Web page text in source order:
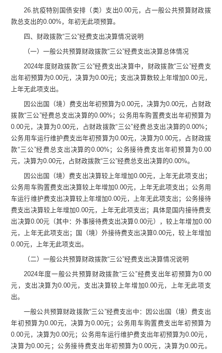
26.抗疫特别国债安排（类）支出0.00元，占一般公共预算财政拨
款总支出的0.00% ，年初无此项预算。
四、 财政拨款“三公”经费支出决算情况说明
（一）一般公共预算财政拨款“三公”经费支出决算总体情况
2024年度财政拨款“三公”经费支出决算中，财政拨款“三公”经费支
出年初预算为0.00元，决算为0.00元； 支出决算数较上年增加0.00元，
上年无此项支出。
因公出国（境）费支出年初预算为0.00元，决算为0.00元，占财政
拨款“三公”经费总支出决算的0.00% ；公务用车购置费支出年初预算为
0.00元，决算为0.00元，占财政拨款“三公”经费 总支出决算的0.00% ；
公务用车运行维护费支出年初预算为0.00元，决算为0.00元，占财政拨
款“三公”经费 总支出决算的0.00% ； 公务接待费支出年初预算为0.00
元，决算为0.00元，占财政拨款“三公”经费总支出决算的0.00%。
因公出国（境）费支出决算较上年增加0.00元，上年无此项支出；
公务用车购置费支出决算较上年增加0.00元，上年无此项支出； 公务用
车运行维护费支出决算较上年增加0.00元，上年无此项支出；
公务接待
费支出 决算较上年增加0.00元，上年无此项支出；具体是国内接待费支
出决算0.00元（其中：外事接待费支出决算0.00元），较上年增加0.00
元，
上年无此项支出；国（境）外接待费支出决算0.00元，较上年增加
0.00元，
上年无此项支出。
（二）一般公共预算财政拨款“三公”经费支出决算情况说明
2024年度一般公共预算财政拨款“三公”经费支出年初预算为0.00
元，支出决算为0.00元，支出决算较上年增加0.00元，上年无此项支
出。
一般公共预算财政拨款“三公”经费支出中：因公出国（境）费支出
年初预算为0.00元，决算为0.00元；公务用车购置费支出年初预算为
0.00元，决算为0.00元；公务用车运行维护费支出年初预算为0.00元，
决算为0.00元；公务接待费支出年初预算为0.00元，决算为0.00元。